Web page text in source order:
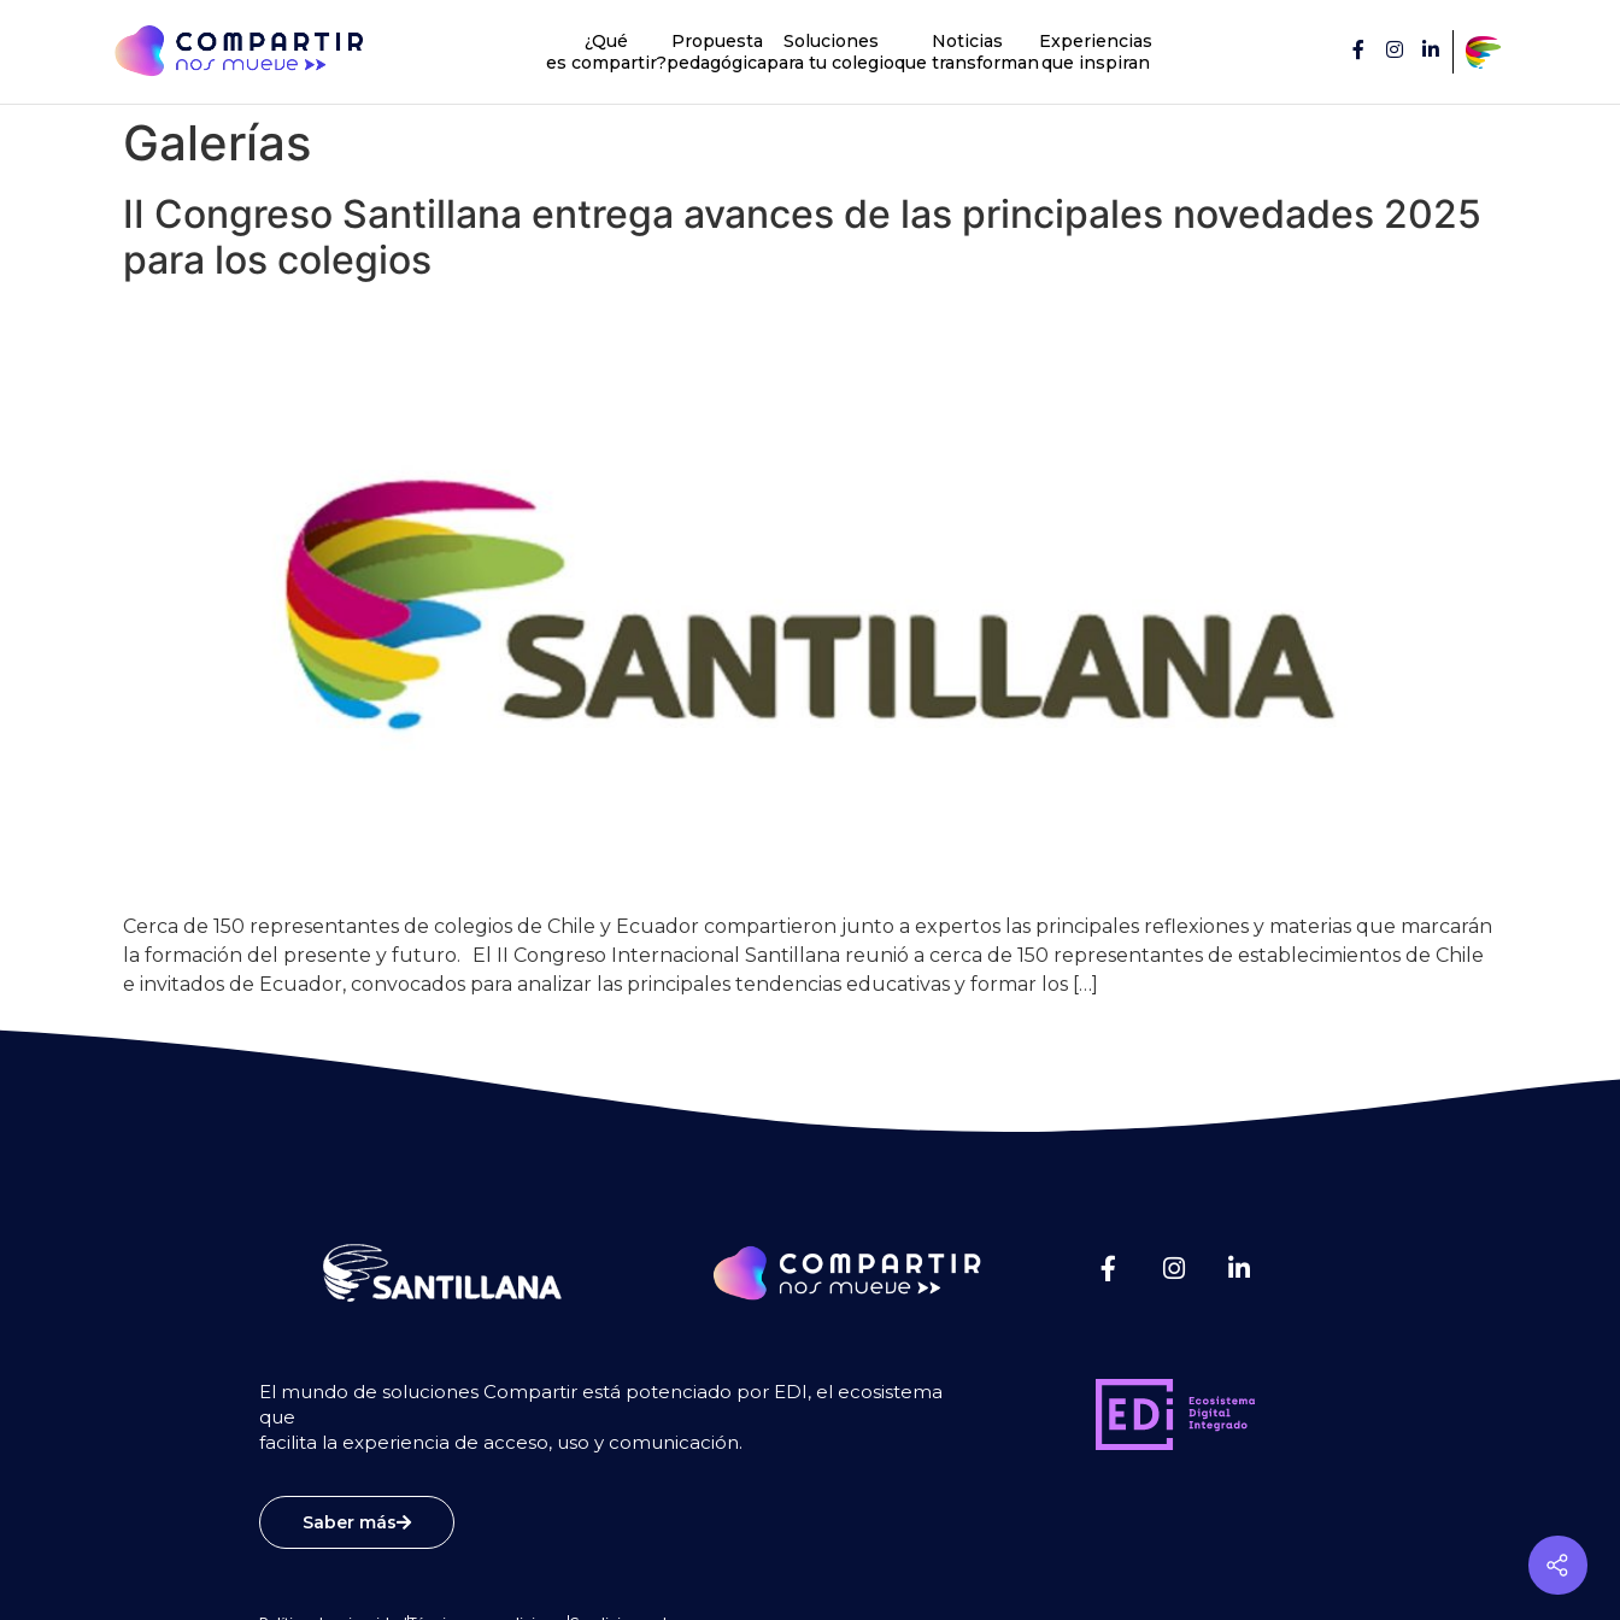
¿Qué
es compartir?
Propuesta
pedagógica
Soluciones
para tu colegio
Noticias
que transforman
Experiencias
que inspiran
Galerías
II Congreso Santillana entrega avances de las principales novedades 2025
para los colegios
Cerca de 150 representantes de colegios de Chile y Ecuador compartieron junto a expertos las principales reflexiones y materias que marcarán
la formación del presente y futuro. El II Congreso Internacional Santillana reunió a cerca de 150 representantes de establecimientos de Chile
e invitados de Ecuador, convocados para analizar las principales tendencias educativas y formar los […]
El mundo de soluciones Compartir está potenciado por EDI, el ecosistema
que
facilita la experiencia de acceso, uso y comunicación.
Saber más